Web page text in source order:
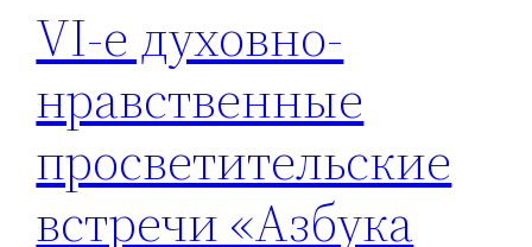
VI-е духовно-
нравственные
просветительские
встречи «Азбука